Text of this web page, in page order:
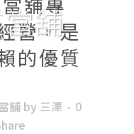
舖
營，是
的優質
舖 by 三澤
0